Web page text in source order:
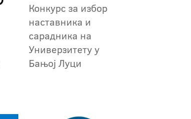
Конкурс за избор
наставника и
сарадника на
Универзитету у
Бањој Луци